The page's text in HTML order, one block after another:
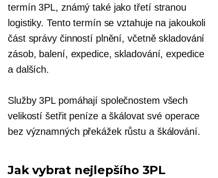
termín 3PL, známý také jakotřetí stranou
logistiky. Tento termín se vztahuje na jakoukoli
část správy činností plnění, včetně skladování
zásob, balení, expedice, skladování, expedice
a dalších.
Služby 3PL pomáhají společnostem všech
velikostí šetřit peníze a škálovat své operace
bez významných překážek růstu a škálování.
Jak vybrat nejlepšího 3PL